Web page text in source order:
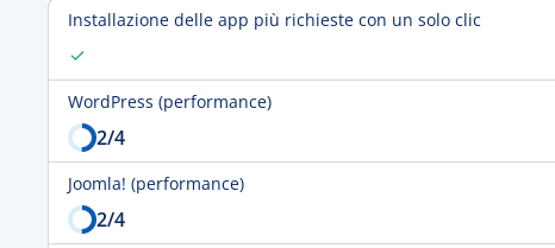
Installazione delle app più richieste con un solo clic
WordPress (performance)
2/4
Joomla! (performance)
2/4